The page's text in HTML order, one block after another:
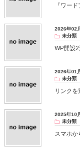
『ワー
2026年02
未分類
WP開設
2026年01
未分類
リンク
2025年10
未分類
スマホ